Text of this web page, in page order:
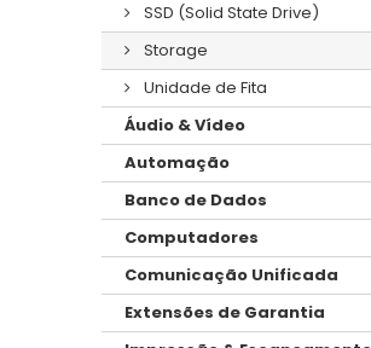
SSD (Solid State Drive)
Storage
Unidade de Fita
Áudio & Vídeo
Automação
Banco de Dados
Computadores
Comunicação Unificada
Extensões de Garantia